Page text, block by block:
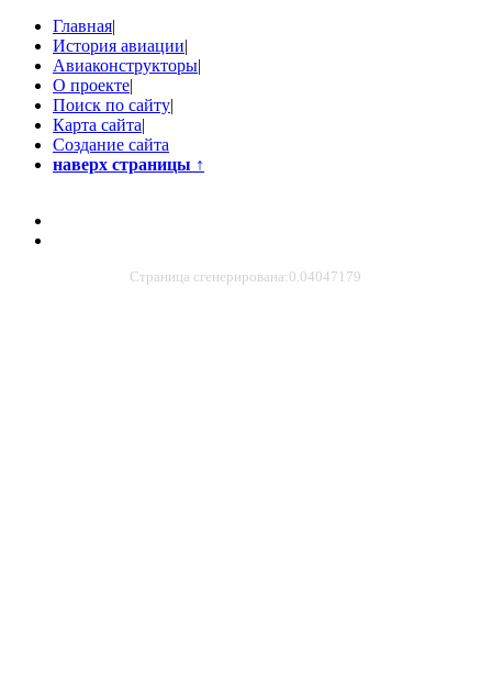
Главная|
История авиации|
Авиаконструкторы|
О проекте|
Поиск по сайту|
Карта сайта|
Создание сайта
наверх страницы ↑
Страница сгенерирована:0.04047179